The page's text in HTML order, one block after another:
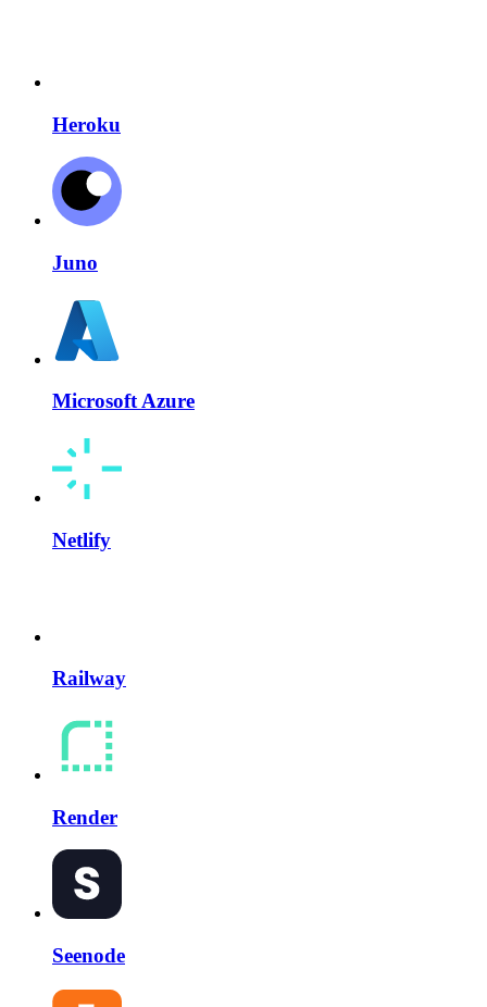
Heroku
Juno
Microsoft Azure
Netlify
Railway
Render
Seenode